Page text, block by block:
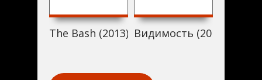
The Bash (2013) Видимость (2013)